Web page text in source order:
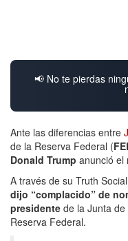
📢 No te pierdas
Ante las diferencias entre
de la Reserva Federal (
Donald Trump anunció el
A través de su Truth
dijo “complacido” de
presidente de la Junta
Reserva Federal.